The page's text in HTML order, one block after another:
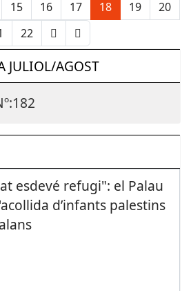
15 16 17 18 19
20
22
JULIOL/AGOST